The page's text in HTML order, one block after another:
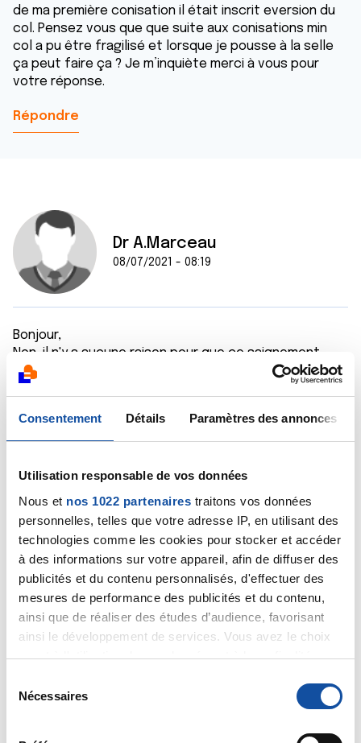
Consentement Détails Paramètres des annonces
Utilisation responsable de vos données
Nous et nos 1022 partenaires traitons vos données
personnelles, telles que votre adresse IP, en utilisant des
technologies comme les cookies pour stocker et accéder
à des informations sur votre appareil, afin de diffuser des
publicités et du contenu personnalisés, d'effectuer des
mesures de performance des publicités et du contenu,
ainsi que de réaliser des études d’audience, favorisant
ainsi le développement de services. Vous avez le choix
quant à l'utilisation de vos données et à leurs finalités.
tout moment en consultant la Déclaration relative aux
cookies ou en cliquant sur l'icône de confidentialité.
Nécessaires
de ma première conisation il était inscrit eversion du
col. Pensez vous que que suite aux conisations min
col a pu être fragilisé et lorsque je pousse à la selle
ça peut faire ça ? Je m’inquiète merci à vous pour
votre réponse.
Répondre
Dr A.Marceau
08/07/2021 - 08:19
Bonjour,
Non, il n'y a aucune raison pour que ce saignement
vaginal soit directement lié à la dernière conisation.
Cela mérite un examen gynécologique pour en
Bien cordialement
Dr A.Marceau
Citer
Jenel67
Merci pour votre réponse bonne journée à vous
cordialement